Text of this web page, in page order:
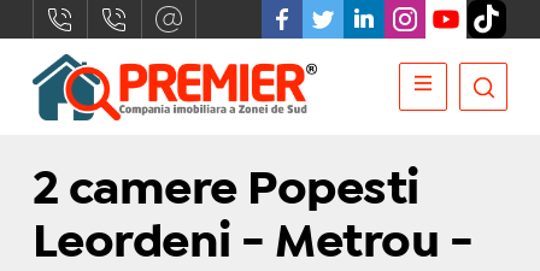
2 camere Popesti
Leordeni - Metrou -